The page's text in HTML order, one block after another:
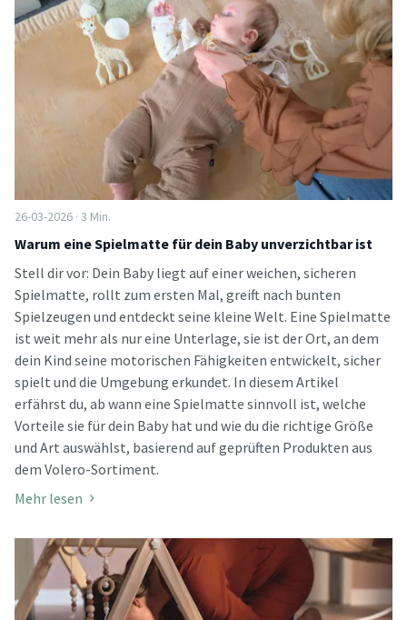
26-03-2026 · 3 Min.
Warum eine Spielmatte für dein Baby unverzichtbar ist
Stell dir vor: Dein Baby liegt auf einer weichen, sicheren
Spielmatte, rollt zum ersten Mal, greift nach bunten
Spielzeugen und entdeckt seine kleine Welt. Eine Spielmatte
ist weit mehr als nur eine Unterlage, sie ist der Ort, an dem
dein Kind seine motorischen Fähigkeiten entwickelt, sicher
spielt und die Umgebung erkundet. In diesem Artikel
erfährst du, ab wann eine Spielmatte sinnvoll ist, welche
Vorteile sie für dein Baby hat und wie du die richtige Größe
und Art auswählst, basierend auf geprüften Produkten aus
dem Volero-Sortiment.
Mehr lesen